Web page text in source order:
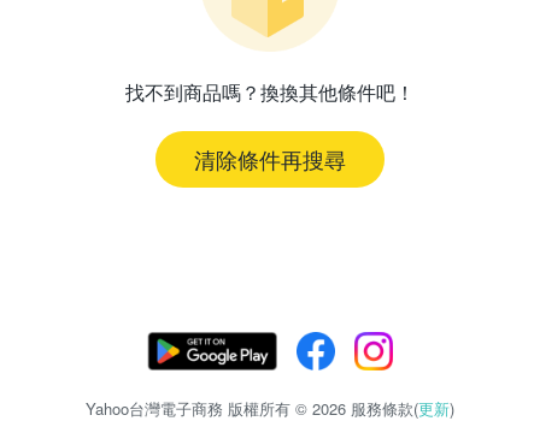
找不到商品嗎？換換其他條件吧！
清除條件再搜尋
Yahoo台灣電子商務 版權所有 © 2026 服務條款(更新)